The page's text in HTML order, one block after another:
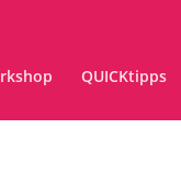
QUICKtipps